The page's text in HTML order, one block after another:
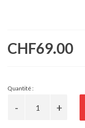
CHF69.00
Quantité :